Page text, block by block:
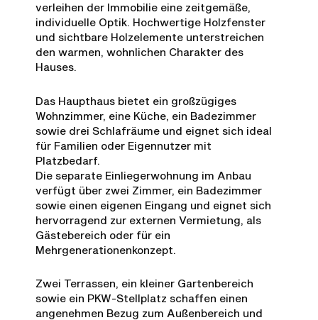
verleihen der Immobilie eine zeitgemäße,
individuelle Optik. Hochwertige Holzfenster
und sichtbare Holzelemente unterstreichen
den warmen, wohnlichen Charakter des
Hauses.
Das Haupthaus bietet ein großzügiges
Wohnzimmer, eine Küche, ein Badezimmer
sowie drei Schlafräume und eignet sich ideal
für Familien oder Eigennutzer mit
Platzbedarf.
Die separate Einliegerwohnung im Anbau
verfügt über zwei Zimmer, ein Badezimmer
sowie einen eigenen Eingang und eignet sich
hervorragend zur externen Vermietung, als
Gästebereich oder für ein
Mehrgenerationenkonzept.
Zwei Terrassen, ein kleiner Gartenbereich
sowie ein PKW-Stellplatz schaffen einen
angenehmen Bezug zum Außenbereich und